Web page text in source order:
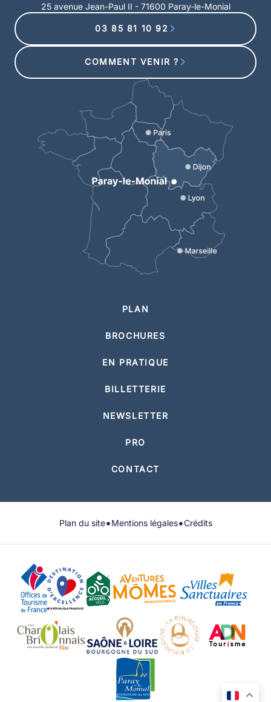
25 avenue Jean-Paul II - 71600 Paray-le-Monial
03 85 81 10 92
COMMENT VENIR ?
PLAN
BROCHURES
EN PRATIQUE
BILLETTERIE
NEWSLETTER
PRO
CONTACT
Plan du site•Mentions légales•Crédits